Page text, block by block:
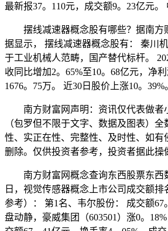
最新报37。110元，成交额9。23亿元。
摆线减速器概念股有哪些？据南方
据显示， 摆线减速器概念股有： 秦川
于工业机械人范畴，国产替代标杆。
收同比增加2。65%至10。68亿元，净
1676。75万。 近30日股价上涨10。39%
南方财富网声明：资讯仅代表做者
（包罗但不限于文字、数据及图表）
性、实正在性、完整性、及时性、如有
删除。仅供投资者参考，投资者据此操
南方财富网概念查询东西股票东西
日，视觉传感器概念上市公司成交额
参考）： 第1名、韦尔股份： 成交额67
盘动静，豪威集团（603501）涨0。